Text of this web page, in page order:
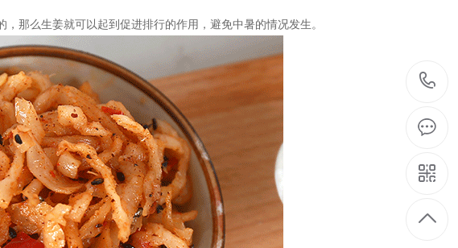
么生姜就可以起到促进排行的作用，避免中暑的情况发生。